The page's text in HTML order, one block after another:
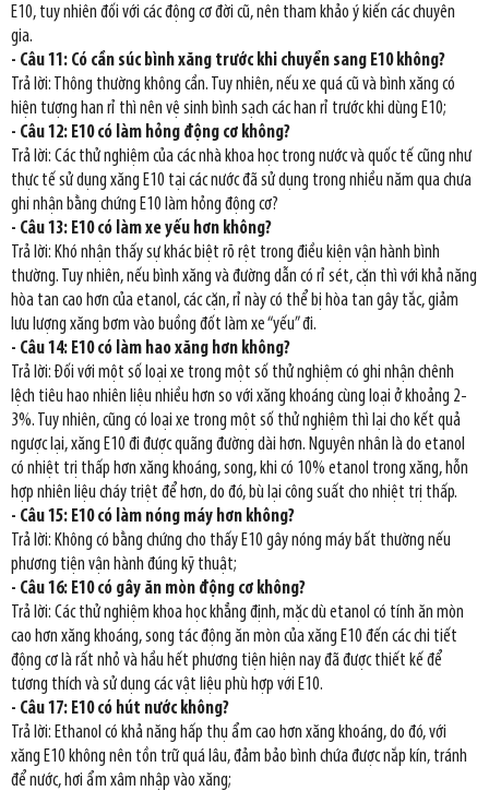
E10, tuy nhiên đối với các động cơ đời cũ, nên tham khảo ý kiến các chuyên
gia.
- Câu 11: Có cần súc bình xăng trước khi chuyển sang E10 không?
Trả lời: Thông thường không cần. Tuy nhiên, nếu xe quá cũ và bình xăng có
hiện tượng han rỉ thì nên vệ sinh bình sạch các han rỉ trước khi dùng E10;
- Câu 12: E10 có làm hỏng động cơ không?
Trả lời: Các thử nghiệm của các nhà khoa học trong nước và quốc tế cũng như
thực tế sử dụng xăng E10 tại các nước đã sử dụng trong nhiều năm qua chưa
ghi nhận bằng chứng E10 làm hỏng động cơ?
- Câu 13: E10 có làm xe yếu hơn không?
Trả lời: Khó nhận thấy sự khác biệt rõ rệt trong điều kiện vận hành bình
thường. Tuy nhiên, nếu bình xăng và đường dẫn có rỉ sét, cặn thì với khả năng
hòa tan cao hơn của etanol, các cặn, rỉ này có thể bị hòa tan gây tắc, giảm
lưu lượng xăng bơm vào buồng đốt làm xe “yếu” đi.
- Câu 14: E10 có làm hao xăng hơn không?
Trả lời: Đối với một số loại xe trong một số thử nghiệm có ghi nhận chênh
lệch tiêu hao nhiên liệu nhiều hơn so với xăng khoáng cùng loại ở khoảng 2-
3%. Tuy nhiên, cũng có loại xe trong một số thử nghiệm thì lại cho kết quả
ngược lại, xăng E10 đi được quãng đường dài hơn. Nguyên nhân là do etanol
có nhiệt trị thấp hơn xăng khoáng, song, khi có 10% etanol trong xăng, hỗn
hợp nhiên liệu cháy triệt để hơn, do đó, bù lại công suất cho nhiệt trị thấp.
- Câu 15: E10 có làm nóng máy hơn không?
Trả lời: Không có bằng chứng cho thấy E10 gây nóng máy bất thường nếu
phương tiện vận hành đúng kỹ thuật;
- Câu 16: E10 có gây ăn mòn động cơ không?
Trả lời: Các thử nghiệm khoa học khẳng định, mặc dù etanol có tính ăn mòn
cao hơn xăng khoáng, song tác động ăn mòn của xăng E10 đến các chi tiết
động cơ là rất nhỏ và hầu hết phương tiện hiện nay đã được thiết kế để
tương thích và sử dụng các vật liệu phù hợp với E10.
- Câu 17: E10 có hút nước không?
Trả lời: Ethanol có khả năng hấp thụ ẩm cao hơn xăng khoáng, do đó, với
xăng E10 không nên tồn trữ quá lâu, đảm bảo bình chứa được nắp kín, tránh
để nước, hơi ẩm xâm nhập vào xăng;